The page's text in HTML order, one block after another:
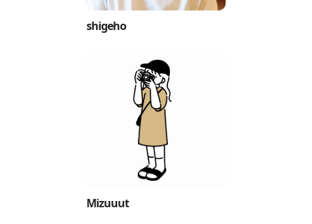
shigeho
Mizuuut